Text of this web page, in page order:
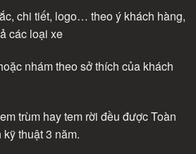
chi tiết, logo… theo ý khách hàng,
các loại xe
nhám theo sở thích của khách
trùm hay tem rời đều được Toàn
thuật 3 năm.